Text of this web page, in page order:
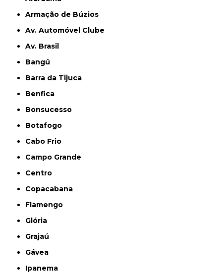
Armação de Búzios
Av. Automóvel Clube
Av. Brasil
Bangú
Barra da Tijuca
Benfica
Bonsucesso
Botafogo
Cabo Frio
Campo Grande
Centro
Copacabana
Flamengo
Glória
Grajaú
Gávea
Ipanema